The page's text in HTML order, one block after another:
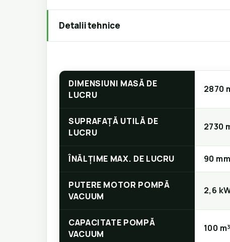
Detalii tehnice
DIMENSIUNI MASĂ DE
LUCRU
2870
SUPRAFAȚĂ UTILĂ DE
LUCRU
2730
ÎNĂLȚIME MAX. DE LUCRU 90 mm
PUTERE MOTOR POMPĂ
VACUUM
2,6
CAPACITATE POMPĂ
VACUUM
100